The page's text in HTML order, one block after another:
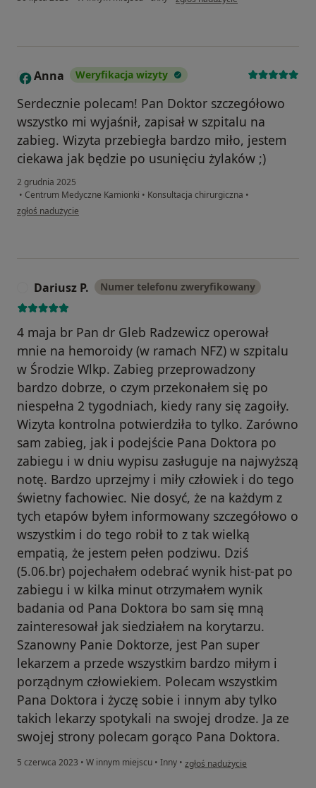
A Anna Weryfikacja wizyty
Serdecznie polecam! Pan Doktor szczegółowo
wszystko mi wyjaśnił, zapisał w szpitalu na
zabieg. Wizyta przebiegła bardzo miło, jestem
ciekawa jak będzie po usunięciu żylaków ;)
2 grudnia 2025
• Centrum Medyczne Kamionki • Konsultacja chirurgiczna •
w opinii użytkownika Anna
zgłoś nadużycie
Dariusz P. Numer telefonu zweryfikowany
4 maja br Pan dr Gleb Radzewicz operował
mnie na hemoroidy (w ramach NFZ) w szpitalu
w Środzie Wlkp. Zabieg przeprowadzony
bardzo dobrze, o czym przekonałem się po
niespełna 2 tygodniach, kiedy rany się zagoiły.
Wizyta kontrolna potwierdziła to tylko. Zarówno
sam zabieg, jak i podejście Pana Doktora po
zabiegu i w dniu wypisu zasługuje na najwyższą
notę. Bardzo uprzejmy i miły człowiek i do tego
świetny fachowiec. Nie dosyć, że na każdym z
tych etapów byłem informowany szczegółowo o
wszystkim i do tego robił to z tak wielką
empatią, że jestem pełen podziwu. Dziś
(5.06.br) pojechałem odebrać wynik hist-pat po
zabiegu i w kilka minut otrzymałem wynik
badania od Pana Doktora bo sam się mną
zainteresował jak siedziałem na korytarzu.
Szanowny Panie Doktorze, jest Pan super
lekarzem a przede wszystkim bardzo miłym i
porządnym człowiekiem. Polecam wszystkim
Pana Doktora i życzę sobie i innym aby tylko
takich lekarzy spotykali na swojej drodze. Ja ze
swojej strony polecam gorąco Pana Doktora.
5 czerwca 2023 • W innym miejscu • Inny • w opinii użytkownika Dariusz P.
zgłoś nadużycie